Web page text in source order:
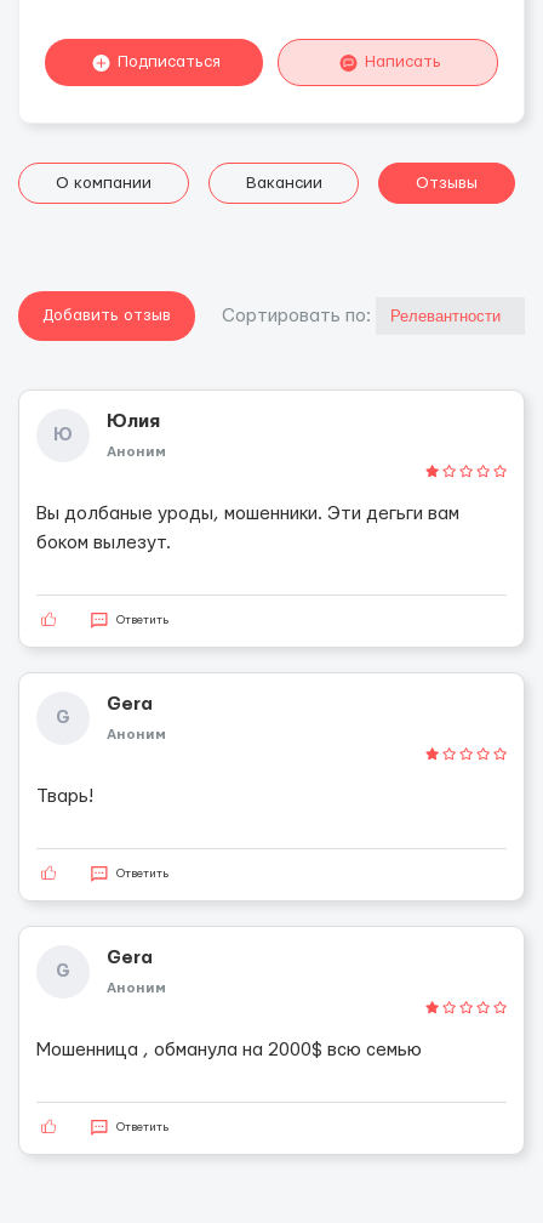
Подписаться Написать
О компании Вакансии Отзывы
Добавить отзыв Cортировать по:
Ю
Юлия
Аноним
Вы долбаные уроды, мошенники. Эти дегьги вам
боком вылезут.
Ответить
G
Gera
Аноним
Тварь!
Ответить
G
Gera
Аноним
Мошенница , обманула на 2000$ всю семью
Ответить